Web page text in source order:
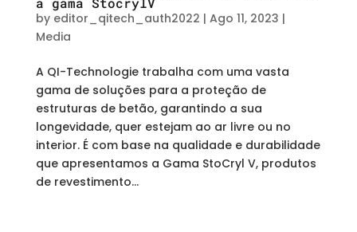
by editor_qitech_auth2022 | Ago 11, 2023 |
Media
A QI-Technologie trabalha com uma vasta
gama de soluções para a proteção de
estruturas de betão, garantindo a sua
longevidade, quer estejam ao ar livre ou no
interior. É com base na qualidade e durabilidade
que apresentamos a Gama StoCryl V, produtos
de revestimento...